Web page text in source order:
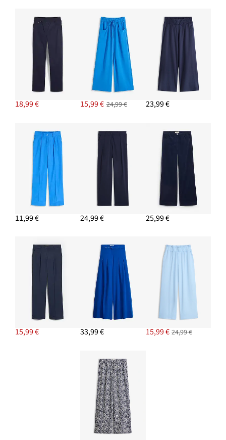
18,99 € 15,99 € 24,99 € 23,99 €
11,99 € 24,99 € 25,99 €
15,99 € 33,99 € 15,99 € 24,99 €